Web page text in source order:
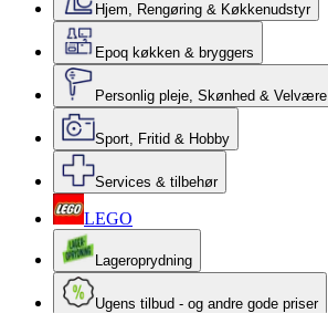
Hjem, Rengøring & Køkkenudstyr
Epoq køkken & bryggers
Personlig pleje, Skønhed & Velvære
Sport, Fritid & Hobby
Services & tilbehør
LEGO
Lageroprydning
Ugens tilbud - og andre gode priser